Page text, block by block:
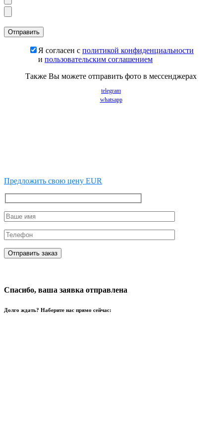
Я согласен с политикой конфиденциальности
и пользовательским соглашением
Также Вы можете отправить фото в мессенджерах
telegram
whatsapp
Предложить свою цену EUR
Спасибо, ваша заявка отправлена
Долго ждать? Наберите нас прямо сейчас: